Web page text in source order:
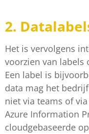
2.
Het is vervolgens
voorzien van labels
Een label is
data mag het
niet via teams of
Azure Information
cloudgebaseerde